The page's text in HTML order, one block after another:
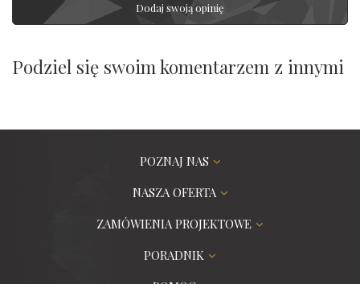
Dodaj swoją opinię
Podziel się swoim komentarzem z innymi
POZNAJ NAS
NASZA OFERTA
ZAMÓWIENIA PROJEKTOWE
PORADNIK